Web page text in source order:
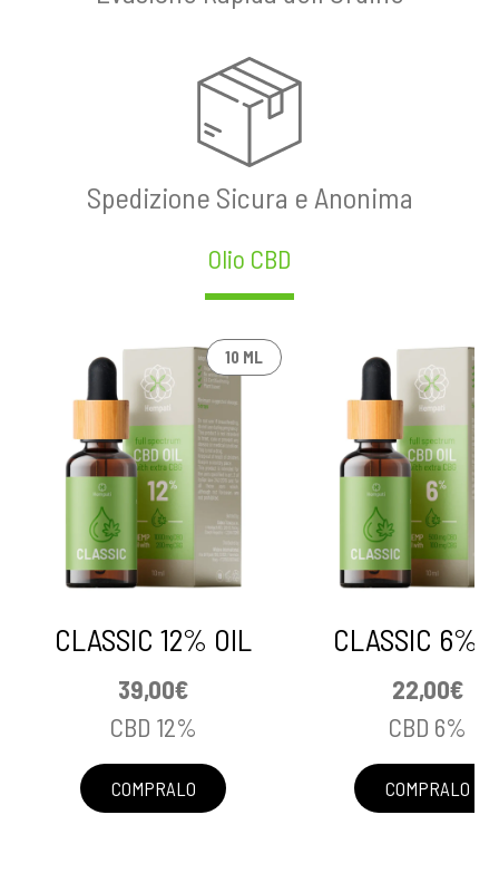
Spedizione Sicura e Anonima
Olio CBD
10 ML
CLASSIC 12% OIL
39,00€
CBD 12%
COMPRALO
CLASSIC 6%
22,00€
CBD 6%
COMPRALO